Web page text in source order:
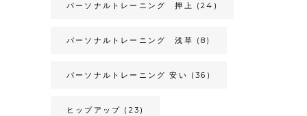
パーソナルトレーニング 押上 (24)
パーソナルトレーニング 浅草 (8)
パーソナルトレーニング 安い (36)
ヒップアップ (23)